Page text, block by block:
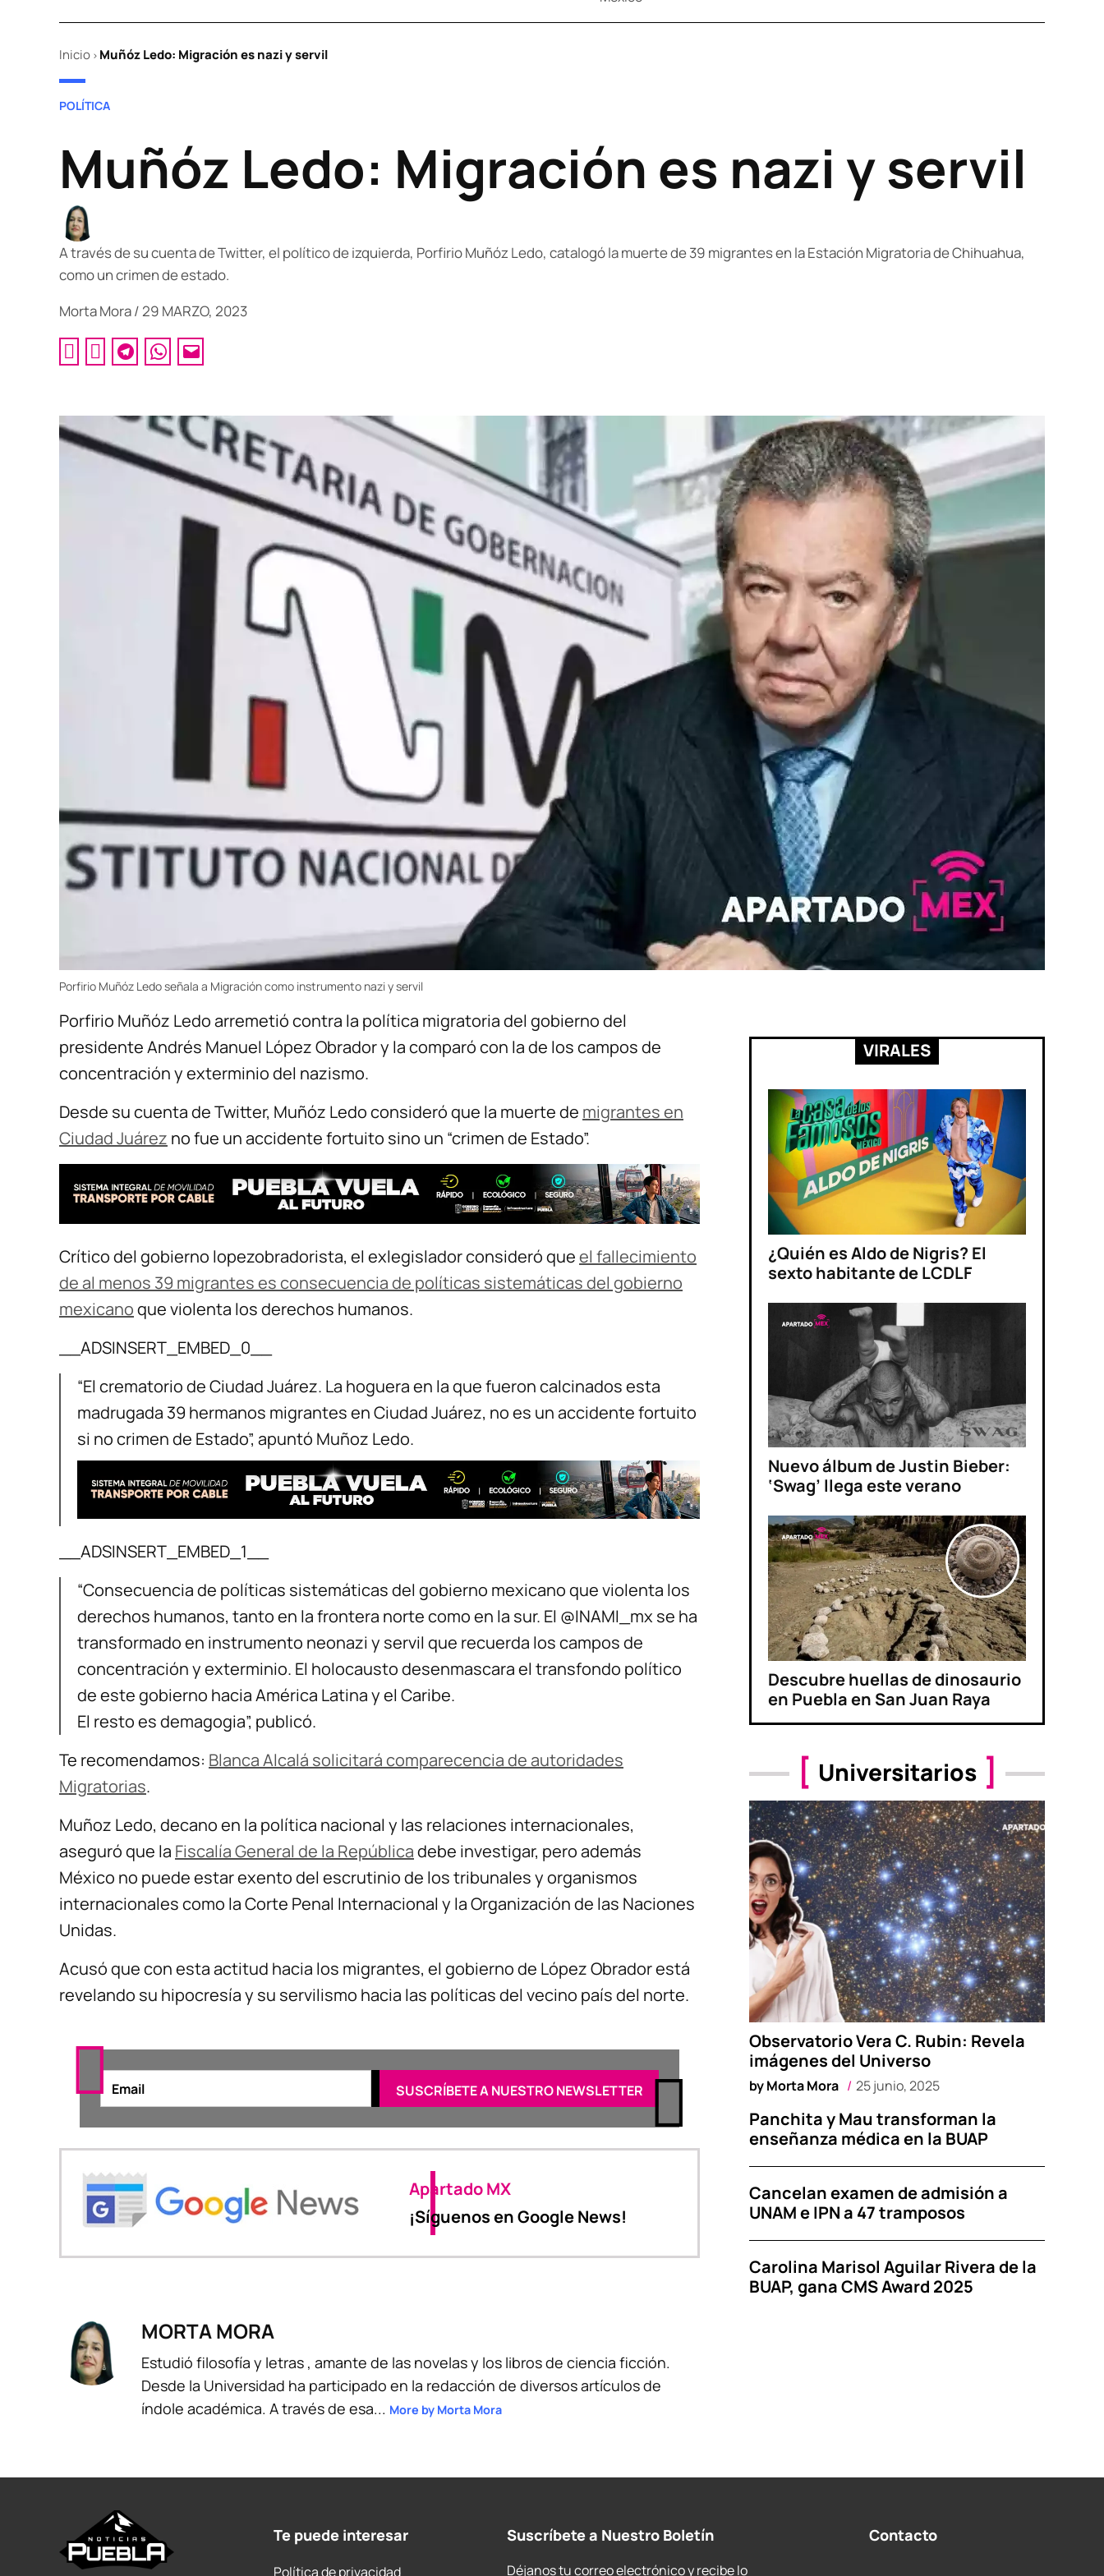
Inicio > Muñóz Ledo: Migración es nazi y servil
POSTED
POLÍTICA
Muñóz Ledo: Migración es nazi y servil
A través de su cuenta de Twitter, el político de izquierda, Porfirio Muñóz Ledo, catalogó la muerte de 39 migrantes en la Estación Migratoria de Chihuahua,
como un crimen de estado.
Morta Mora/29 MARZO, 2023
Porfirio Muñóz Ledo señala a Migración como instrumento nazi y servil
Porfirio Muñóz Ledo arremetió contra la política migratoria del gobierno del
presidente Andrés Manuel López Obrador y la comparó con la de los campos de
concentración y exterminio del nazismo.
Desde su cuenta de Twitter, Muñóz Ledo consideró que la muerte de migrantes en
Ciudad Juárez no fue un accidente fortuito sino un “crimen de Estado”.
Crítico del gobierno lopezobradorista, el exlegislador consideró queel fallecimiento
de al menos 39 migrantes es consecuencia de políticas sistemáticas del gobierno
mexicanoque violenta los derechos humanos.
__ADSINSERT_EMBED_0__
“El crematorio de Ciudad Juárez. La hoguera en la que fueron calcinados esta
madrugada 39 hermanos migrantes en Ciudad Juárez, no es un accidente fortuito
si no crimen de Estado”, apuntó Muñoz Ledo.
__ADSINSERT_EMBED_1__
“Consecuencia de políticas sistemáticas del gobierno mexicano que violenta los
derechos humanos, tanto en la frontera norte como en la sur. El @INAMI_mx se ha
transformado en instrumento neonazi y servil que recuerda los campos de
concentración y exterminio. El holocausto desenmascara el transfondo político
de este gobierno hacia América Latina y el Caribe.
El resto es demagogia”, publicó.
Te recomendamos: Blanca Alcalá solicitará comparecencia de autoridades
Migratorias.
Muñoz Ledo, decano en la política nacional y las relaciones internacionales,
aseguró que la Fiscalía General de la Repúblicadebe investigar, pero además
México no puede estar exento del escrutinio de los tribunales y organismos
internacionales como la Corte Penal Internacional y la Organización de las Naciones
Unidas.
Acusó que con esta actitud hacia los migrantes, el gobierno de López Obrador está
revelando su hipocresía y su servilismo hacia las políticas del vecino país del norte.
Apartado MX
¡Síguenos en Google News!
MORTA MORA
Estudió filosofía y letras , amante de las novelas y los libros de ciencia ficción.
Desde la Universidad ha participado en la redacción de diversos artículos de
índole académica. A través de esa... More by Morta Mora
VIRALES
¿Quién es Aldo de Nigris? El
sexto habitante de LCDLF
Nuevo álbum de Justin Bieber:
‘Swag’ llega este verano
Descubre huellas de dinosaurio
en Puebla en San Juan Raya
Universitarios
Observatorio Vera C. Rubin: Revela
imágenes del Universo
byMorta Mora 25 junio, 2025
Panchita y Mau transforman la
enseñanza médica en la BUAP
Cancelan examen de admisión a
UNAM e IPN a 47 tramposos
Carolina Marisol Aguilar Rivera de la
BUAP, gana CMS Award 2025
Te puede interesar
Política de privacidad
Suscríbete a Nuestro Boletín
Déjanos tu correo electrónico y recibe lo
Contacto